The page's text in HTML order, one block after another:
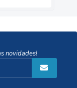
novidades!